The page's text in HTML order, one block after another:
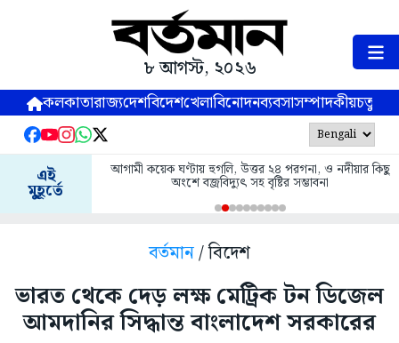
৮ আগস্ট, ২০২৬
কলকাতারাজ্যদেশবিদেশখেলাবিনোদনব্যবসাসম্পাদকীয়
এই
মুহূর্তে
আগামী কয়েক ঘণ্টায় হুগলি, উত্তর ২৪ পরগনা, ও নদীয়ার কিছু
অংশে বজ্রবিদ্যুৎ সহ বৃষ্টির সম্ভাবনা
বর্তমান/ বিদেশ
ভারত থেকে দেড় লক্ষ মেট্রিক টন ডিজেল
আমদানির সিদ্ধান্ত বাংলাদেশ সরকারের